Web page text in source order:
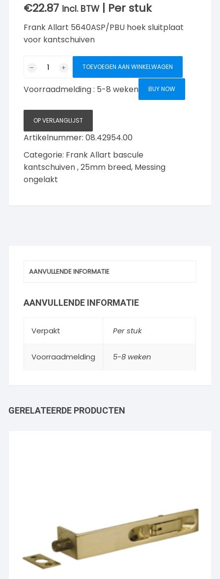
€22.87 incl. BTW | Per stuk
Frank Allart 5640ASP/PBU hoek sluitplaat
voor kantschuiven
5640ASP/U
sluitplaat
voor
kantschuif,
Messing-
ongelakt
aantal
TOEVOEGEN AAN WINKELWAGEN
Voorraadmelding : 5-8 weken BUY NOW
OP VERLANGLIJST
Artikelnummer:08.42954.00
Categorie: Frank Allart bascule
kantschuiven , 25mm breed, Messing
ongelakt
AANVULLENDE INFORMATIE
AANVULLENDE INFORMATIE
Verpakt Per stuk
Voorraadmelding 5-8 weken
GERELATEERDE PRODUCTEN